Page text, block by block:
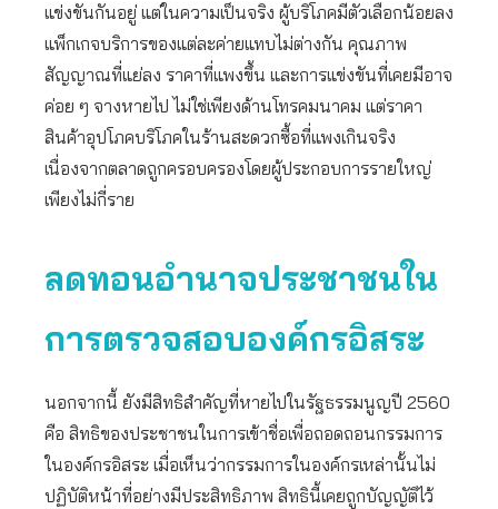
แข่งขันกันอยู่ แต่ในความเป็นจริง ผู้บริโภคมีตัวเลือกน้อยลง
แพ็กเกจบริการของแต่ละค่ายแทบไม่ต่างกัน คุณภาพ
สัญญาณที่แย่ลง ราคาที่แพงขึ้น และการแข่งขันที่เคยมีอาจ
ค่อย ๆ จางหายไป ไม่ใช่เพียงด้านโทรคมนาคม แต่ราคา
สินค้าอุปโภคบริโภคในร้านสะดวกซื้อที่แพงเกินจริง
เนื่องจากตลาดถูกครอบครองโดยผู้ประกอบการรายใหญ่
เพียงไม่กี่ราย
ลดทอนอำนาจประชาชนใน
การตรวจสอบองค์กรอิสระ
นอกจากนี้ ยังมีสิทธิสำคัญที่หายไปในรัฐธรรมนูญปี 2560
คือ สิทธิของประชาชนในการเข้าชื่อเพื่อถอดถอนกรรมการ
ในองค์กรอิสระ เมื่อเห็นว่ากรรมการในองค์กรเหล่านั้นไม่
ปฏิบัติหน้าที่อย่างมีประสิทธิภาพ สิทธินี้เคยถูกบัญญัติไว้